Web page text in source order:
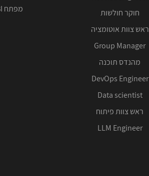
חוקר חולשות
ראש צוות אוטומציה
Group Manager
מהנדס תוכנה
DevOps Engineer
Data scientist
ראש צוות פיתוח
LLM Engineer
מפתח BI